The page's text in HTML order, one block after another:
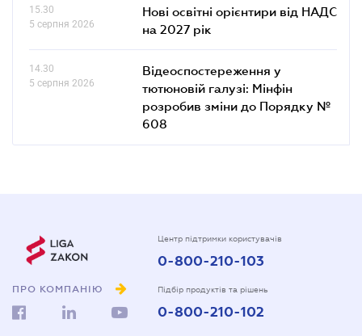
15.30
5 серпня 2026
Нові освітні орієнтири від НАДС
на 2027 рік
14.30
5 серпня 2026
Відеоспостереження у
тютюновій галузі: Мінфін
розробив зміни до Порядку №
608
ПРО КОМПАНІЮ
Центр підтримки користувачів
0-800-210-103
Підбір продуктів та рішень
0-800-210-102